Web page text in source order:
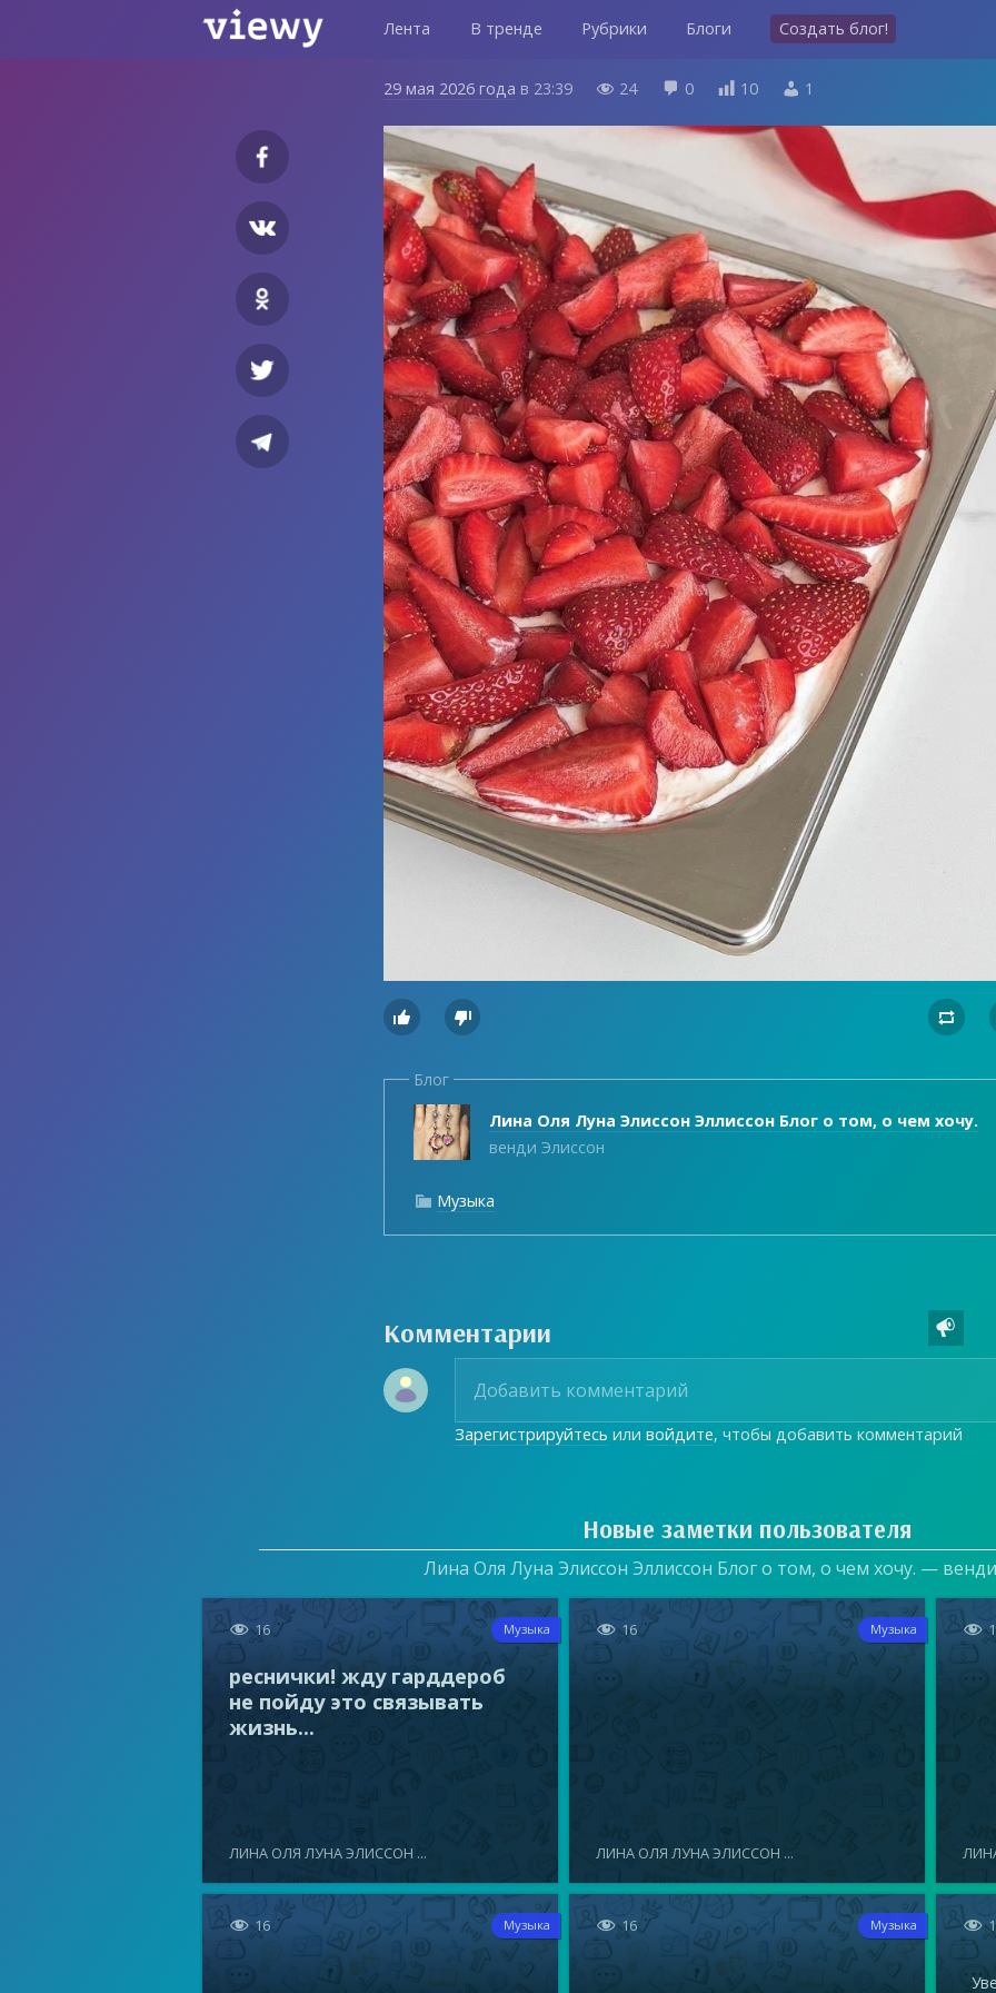
Лента В тренде Рубрики Блоги Создать блог!
29 мая 2026 года в 23:39  24  0  10  1
  
Блог
Лина Оля Луна Элиссон Эллиссон Блог о том, о чем хочу.
венди Элиссон
 Музыка
Комментарии 
Зарегистрируйтесь иливойдите, чтобы добавить комментарий
Новые заметки пользователя
Лина Оля Луна Элиссон Эллиссон Блог о том, о чем хочу. —
 16 Музыка
реснички! жду гарддероб
не пойду это связывать
жизнь...
ЛИНА ОЛЯ ЛУНА ЭЛИССОН ...
 16 Музыка
ЛИНА ОЛЯ ЛУНА ЭЛИССОН ...

 16 Музыка  16 Музыка 